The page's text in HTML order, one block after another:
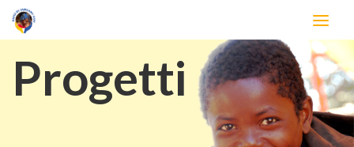
Salta al contenuto
Progetti